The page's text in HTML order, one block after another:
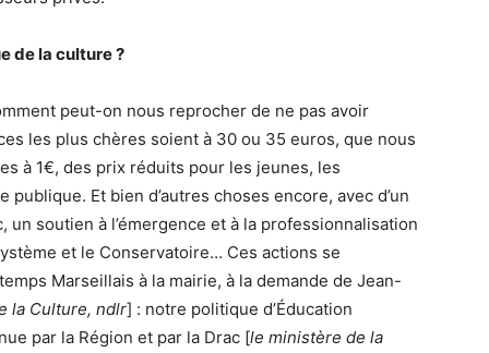
de la culture ?
peut-on nous reprocher de ne pas avoir
les plus chères soient à 30 ou 35 euros, que nous
à 1€, des prix réduits pour les jeunes, les
Et bien d’autres choses encore, avec d’un
soutien à l’émergence et à la professionnalisation
et le Conservatoire… Ces actions se
Marseillais à la mairie, à la demande de Jean-
la Culture, ndlr] : notre politique d’Éducation
par la Région et par la Drac [le ministère de la